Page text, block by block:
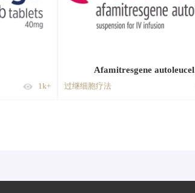
1k+
Afamitresgene autoleucel
过继细胞疗法